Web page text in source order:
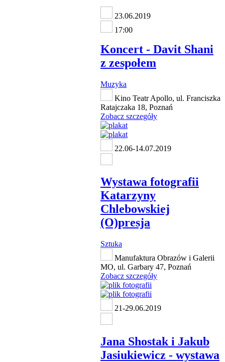
23.06.2019
17:00
Koncert - Davit Shani
z zespołem
Muzyka
Kino Teatr Apollo, ul. Franciszka
Ratajczaka 18, Poznań
Zobacz szczegóły
22.06-14.07.2019
Wystawa fotografii
Katarzyny
Chlebowskiej
(O)presja
Sztuka
Manufaktura Obrazów i Galerii
MO, ul. Garbary 47, Poznań
Zobacz szczegóły
21-29.06.2019
Jana Shostak i Jakub
Jasiukiewicz - wystawa